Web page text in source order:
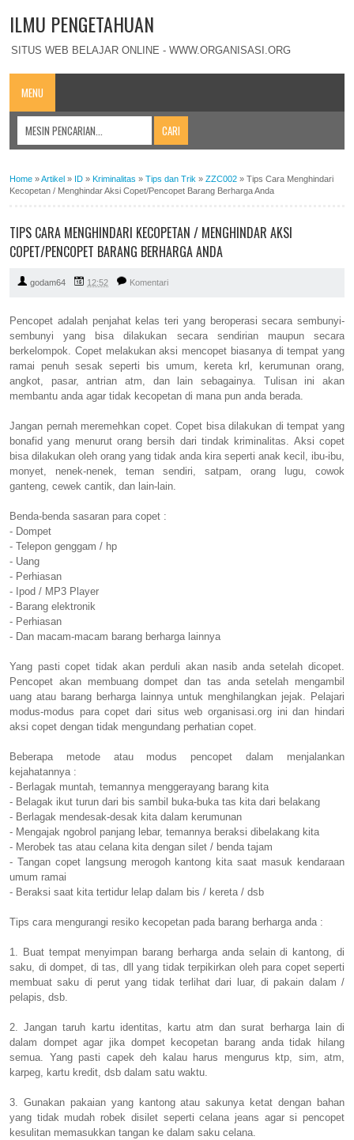
ILMU PENGETAHUAN
SITUS WEB BELAJAR ONLINE - WWW.ORGANISASI.ORG
MENU
Home »Artikel » ID » Kriminalitas » Tips dan Trik » ZZC002 » Tips Cara Menghindari
Kecopetan / Menghindar Aksi Copet/Pencopet Barang Berharga Anda
TIPS CARA MENGHINDARI KECOPETAN / MENGHINDAR AKSI
COPET/PENCOPET BARANG BERHARGA ANDA
godam64 12:52 Komentari
Pencopet adalah penjahat kelas teri yang beroperasi secara sembunyi-
sembunyi yang bisa dilakukan secara sendirian maupun secara
berkelompok. Copet melakukan aksi mencopet biasanya di tempat yang
ramai penuh sesak seperti bis umum, kereta krl, kerumunan orang,
angkot, pasar, antrian atm, dan lain sebagainya. Tulisan ini akan
membantu anda agar tidak kecopetan di mana pun anda berada.
Jangan pernah meremehkan copet. Copet bisa dilakukan di tempat yang
bonafid yang menurut orang bersih dari tindak kriminalitas. Aksi copet
bisa dilakukan oleh orang yang tidak anda kira seperti anak kecil, ibu-ibu,
monyet, nenek-nenek, teman sendiri, satpam, orang lugu, cowok
ganteng, cewek cantik, dan lain-lain.
Benda-benda sasaran para copet :
- Dompet
- Telepon genggam / hp
- Uang
- Perhiasan
- Ipod / MP3 Player
- Barang elektronik
- Perhiasan
- Dan macam-macam barang berharga lainnya
Yang pasti copet tidak akan perduli akan nasib anda setelah dicopet.
Pencopet akan membuang dompet dan tas anda setelah mengambil
uang atau barang berharga lainnya untuk menghilangkan jejak. Pelajari
modus-modus para copet dari situs web organisasi.org ini dan hindari
aksi copet dengan tidak mengundang perhatian copet.
Beberapa metode atau modus pencopet dalam menjalankan
kejahatannya :
- Berlagak muntah, temannya menggerayang barang kita
- Belagak ikut turun dari bis sambil buka-buka tas kita dari belakang
- Berlagak mendesak-desak kita dalam kerumunan
- Mengajak ngobrol panjang lebar, temannya beraksi dibelakang kita
- Merobek tas atau celana kita dengan silet / benda tajam
- Tangan copet langsung merogoh kantong kita saat masuk kendaraan
umum ramai
- Beraksi saat kita tertidur lelap dalam bis / kereta / dsb
Tips cara mengurangi resiko kecopetan pada barang berharga anda :
1. Buat tempat menyimpan barang berharga anda selain di kantong, di
saku, di dompet, di tas, dll yang tidak terpikirkan oleh para copet seperti
membuat saku di perut yang tidak terlihat dari luar, di pakain dalam /
pelapis, dsb.
2. Jangan taruh kartu identitas, kartu atm dan surat berharga lain di
dalam dompet agar jika dompet kecopetan barang anda tidak hilang
semua. Yang pasti capek deh kalau harus mengurus ktp, sim, atm,
karpeg, kartu kredit, dsb dalam satu waktu.
3. Gunakan pakaian yang kantong atau sakunya ketat dengan bahan
yang tidak mudah robek disilet seperti celana jeans agar si pencopet
kesulitan memasukkan tangan ke dalam saku celana.